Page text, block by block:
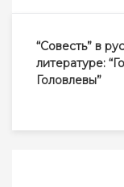
Навигация
по
записям
“Совесть” в
литературе:
Головлевы”